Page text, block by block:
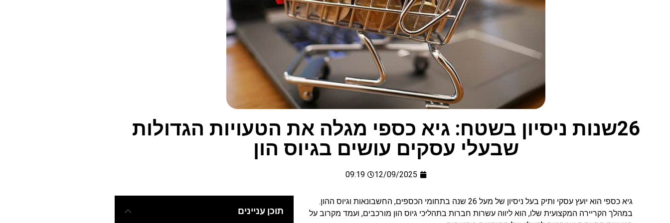
26שנות ניסיון בשטח: גיא כספי מגלה את הטעויות הגדולות
שבעלי עסקים עושים בגיוס הון
12/09/2025
09:19
גיא כספי הוא יועץ עסקי ותיק בעל ניסיון של מעל 26 שנה בתחומי הכספים, החשבונאות וגיוס ההון.
במהלך הקריירה המקצועית שלו, הוא ליווה עשרות חברות בתהליכי גיוס הון מורכבים, ועמד מקרוב על
תוכן עניינים